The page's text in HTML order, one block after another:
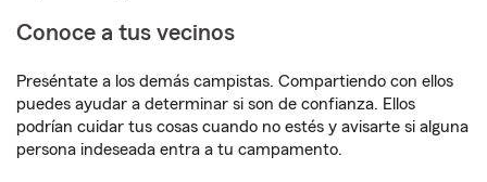
Conoce a tus vecinos
Preséntate a los demás campistas. Compartiendo con ellos
puedes ayudar a determinar si son de confianza. Ellos
podrían cuidar tus cosas cuando no estés y avisarte si alguna
persona indeseada entra a tu campamento.